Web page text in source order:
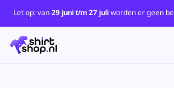
Let op: van29 juni t/m 27 juliworden er geen
Standaard
Price: Lowest First
Price: Highest First